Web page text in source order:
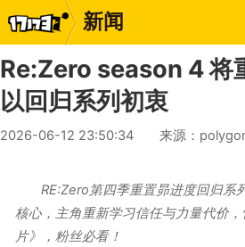
新闻
Re:Zero season 4 将
以回归系列初衷
2026-06-12 23:50:34 来源：
RE:Zero第四季重置昴进度回归系
核心，主角重新学习信任与力量代价
片》，粉丝必看！